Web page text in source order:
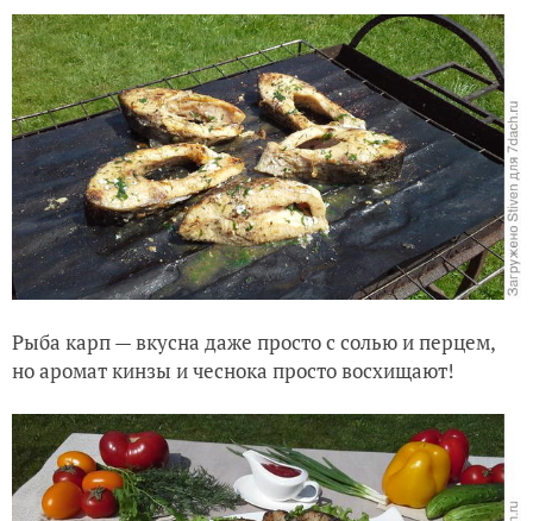
Рыба карп — вкусна даже просто с солью и перцем,
но аромат кинзы и чеснока просто восхищают!